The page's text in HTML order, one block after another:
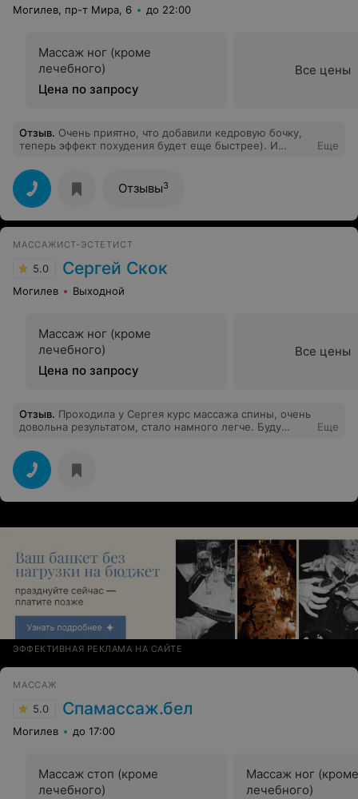
Могилев, пр-т Мира, 6 до 22:00
Массаж ног (кроме
лечебного)
Цена по запросу
Все цены
Отзыв. Очень приятно, что добавили кедровую бочку,
теперь эффект похудения будет еще быстрее). И
и приятная процедура, особенно, когда ноги устают от
каблуков.
Еще
Отзывы3
МАССАЖИСТ-ЭСТЕТИСТ
5.0 Сергей Скок
Могилев Выходной
Массаж ног (кроме
лечебного)
Цена по запросу
Все цены
Отзыв. Проходила у Сергея курс массажа спины, очень
довольна результатом, стало намного легче. Буду
запускать. Спасибо! Всем рекомендую.
Еще
ЭФФЕКТИВНАЯ РЕКЛАМА НА САЙТЕ
МАССАЖ
5.0 Спамассаж.бел
Могилев до 17:00
Массаж стоп (кроме
лечебного)
Массаж ног (кроме
лечебного)